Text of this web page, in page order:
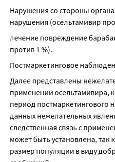
Нарушения со стороны
нарушения (осельтамивир
лечение повреждение
против 1 %).
Постмаркетинговое
Далее представлены
применении осельтамивира,
период постмаркетингового
данных нежелательных
следственная связь с
может быть установлена, так
размер популяции в виду